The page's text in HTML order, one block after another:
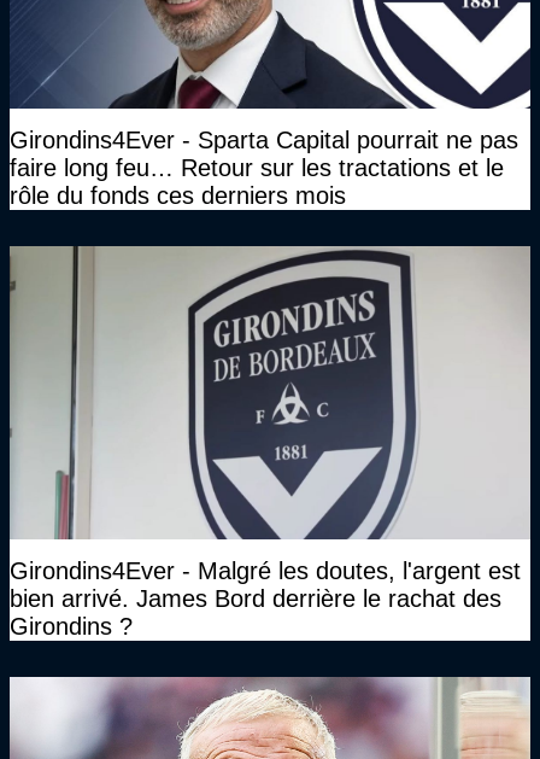
Girondins4Ever - Sparta Capital pourrait ne pas
faire long feu… Retour sur les tractations et le
rôle du fonds ces derniers mois
Girondins4Ever - Malgré les doutes, l'argent est
bien arrivé. James Bord derrière le rachat des
Girondins ?